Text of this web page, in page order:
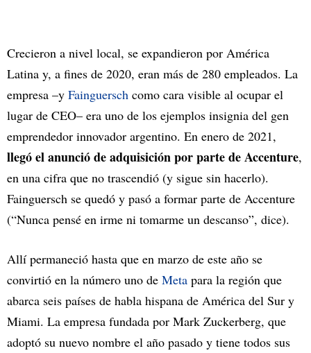
Crecieron a nivel local, se expandieron por América
Latina y, a fines de 2020, eran más de 280 empleados. La
empresa –y Fainguersch como cara visible al ocupar el
lugar de CEO– era uno de los ejemplos insignia del gen
emprendedor innovador argentino. En enero de 2021,
llegó el anunció de adquisición por parte de Accenture,
en una cifra que no trascendió (y sigue sin hacerlo).
Fainguersch se quedó y pasó a formar parte de Accenture
(“Nunca pensé en irme ni tomarme un descanso”, dice).
Allí permaneció hasta que en marzo de este año se
convirtió en la número uno de Meta para la región que
abarca seis países de habla hispana de América del Sur y
Miami. La empresa fundada por Mark Zuckerberg, que
adoptó su nuevo nombre el año pasado y tiene todos sus